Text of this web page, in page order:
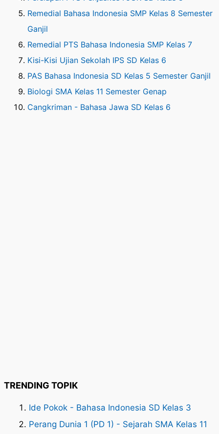
Remedial Bahasa Indonesia SMP Kelas 8 Semester
Ganjil
Remedial PTS Bahasa Indonesia SMP Kelas 7
Kisi-Kisi Ujian Sekolah IPS SD Kelas 6
PAS Bahasa Indonesia SD Kelas 5 Semester Ganjil
Biologi SMA Kelas 11 Semester Genap
Cangkriman - Bahasa Jawa SD Kelas 6
TRENDING TOPIK
Ide Pokok - Bahasa Indonesia SD Kelas 3
Perang Dunia 1 (PD 1) - Sejarah SMA Kelas 11